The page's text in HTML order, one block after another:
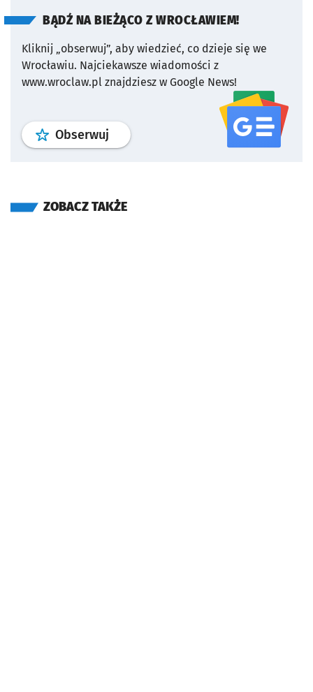
BĄDŹ NA BIEŻĄCO Z WROCŁAWIEM!
Kliknij „obserwuj”, aby wiedzieć, co dzieje się we
Wrocławiu. Najciekawsze wiadomości z
www.wroclaw.pl znajdziesz w Google News!
Obserwuj profil serwisu
ZOBACZ TAKŻE